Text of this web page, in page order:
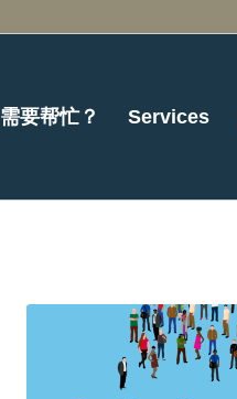
需要帮忙？ Services